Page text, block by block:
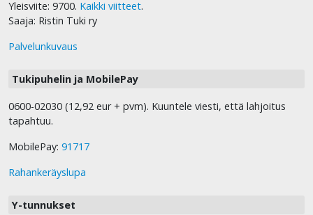
Yleisviite: 9700. Kaikki viitteet.
Saaja: Ristin Tuki ry
Palvelunkuvaus
Tukipuhelin ja MobilePay
0600-02030 (12,92 eur + pvm). Kuuntele viesti, että lahjoitus
tapahtuu.
MobilePay: 91717
Rahankeräyslupa
Y-tunnukset